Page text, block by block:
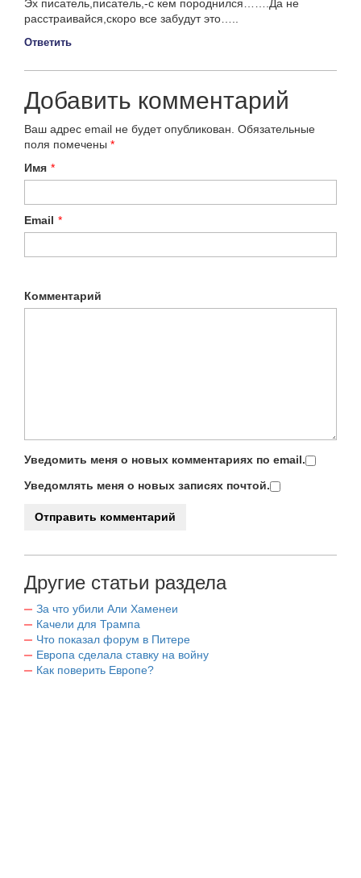
Эх писатель,писатель,-с кем породнился…….Да не
расстраивайся,скоро все забудут это…..
Ответить
Добавить комментарий
Ваш адрес email не будет опубликован. Обязательные
поля помечены *
Имя *
Email *
Комментарий
Уведомить меня о новых комментариях по email.
Уведомлять меня о новых записях почтой.
Другие статьи раздела
За что убили Али Хаменеи
Качели для Трампа
Что показал форум в Питере
Европа сделала ставку на войну
Как поверить Европе?